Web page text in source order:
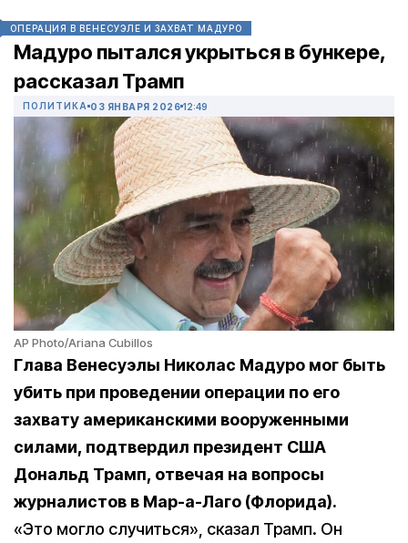
ОПЕРАЦИЯ В ВЕНЕСУЭЛЕ И ЗАХВАТ МАДУРО
Мадуро пытался укрыться в бункере,
рассказал Трамп
ПОЛИТИКА 03 ЯНВАРЯ 2026 12:49
AP Photo/Ariana Cubillos
Глава Венесуэлы Николас Мадуро мог быть
убить при проведении операции по его
захвату американскими вооруженными
силами, подтвердил президент США
Дональд Трамп, отвечая на вопросы
журналистов в Мар-а-Лаго (Флорида).
«Это могло случиться», сказал Трамп. Он